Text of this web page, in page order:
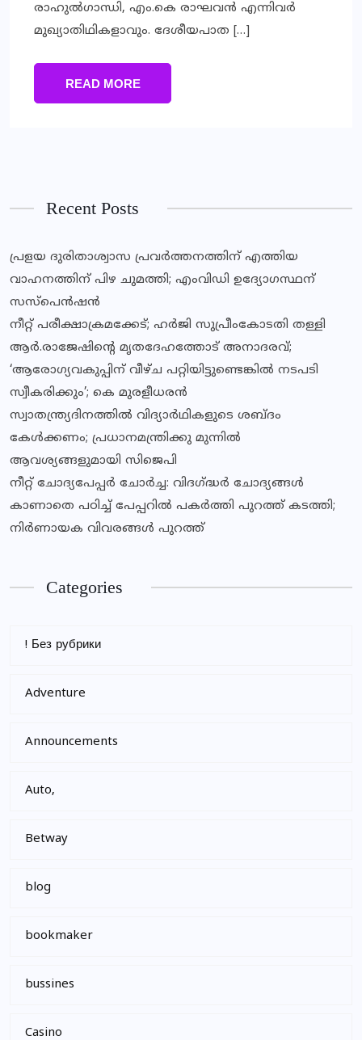
രാഹുല്‍ഗാന്ധി, എം.കെ രാഘവന്‍ എന്നിവര്‍
മുഖ്യാതിഥികളാവും. ദേശീയപാത […]
READ MORE
Recent Posts
പ്രളയ ദുരിതാശ്വാസ പ്രവര്‍ത്തനത്തിന് എത്തിയ
വാഹനത്തിന് പിഴ ചുമത്തി; എംവിഡി ഉദ്യോഗസ്ഥന്
സസ്‌പെന്‍ഷന്‍
നീറ്റ് പരീക്ഷാക്രമക്കേട്; ഹർജി സുപ്രീംകോടതി തള്ളി
ആര്‍.രാജേഷിന്റെ മൃതദേഹത്തോട് അനാദരവ്;
‘ആരോഗ്യവകുപ്പിന് വീഴ്ച പറ്റിയിട്ടുണ്ടെങ്കില്‍ നടപടി
സ്വീകരിക്കും’; കെ മുരളീധരന്‍
സ്വാതന്ത്ര്യദിനത്തിൽ വിദ്യാർഥികളുടെ ശബ്ദം
കേൾക്കണം; പ്രധാനമന്ത്രിക്കു മുന്നിൽ
ആവശ്യങ്ങളുമായി സിജെപി
നീറ്റ് ചോദ്യപേപ്പർ ചോർച്ച: വിദഗ്ദ്ധർ ചോദ്യങ്ങൾ
കാണാതെ പഠിച്ച് പേപ്പറിൽ പകർത്തി പുറത്ത് കടത്തി;
നിർണായക വിവരങ്ങൾ പുറത്ത്
Categories
! Без рубрики
Adventure
Announcements
Auto,
Betway
blog
bookmaker
bussines
Casino